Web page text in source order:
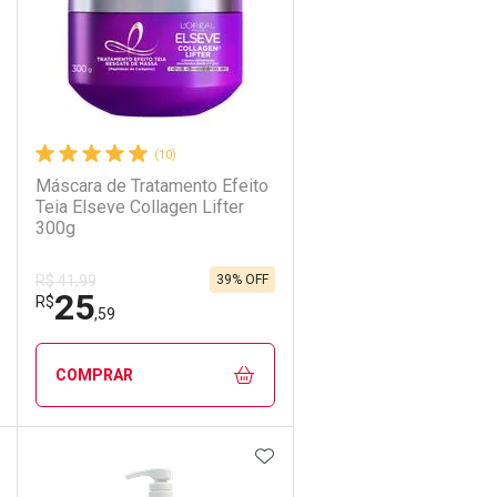
(10)
Máscara de Tratamento Efeito
Teia Elseve Collagen Lifter
300g
R$ 41,99
R$25,59
39% OFF
COMPRAR
FECHAR
FECHAR
AOS FAVORITOS ADICIONAR AOS